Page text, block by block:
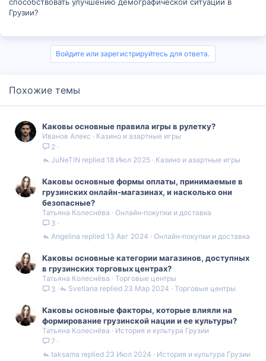
Грузии?
Войдите или зарегистрируйтесь для ответа.
Похожие темы
Каковы основные правила игры в рулетку?
Иванов Алекс
Казино и азартные игры
2
Казино и азартные игры
18 Июл 2025
JuNeTiN
Каковы основные формы оплаты, принимаемые в
грузинских онлайн-магазинах, и насколько они
безопасные?
Татьяна Колеснёва
Онлайн‑покупки и доставка
3
Онлайн‑покупки и доставка
13 Авг 2024
Angelina
Каковы основные категории магазинов, доступных
в грузинских торговых центрах?
Татьяна Колеснёва
Торговые центры
3
Торговые центры
23 Мар 2024
Svetlana
Каковы основные факторы, которые влияли на
формирование грузинской нации и ее культуры?
Татьяна Колеснёва
История и культура Грузии
7
История и культура Грузии
23 Июл 2024
taksama